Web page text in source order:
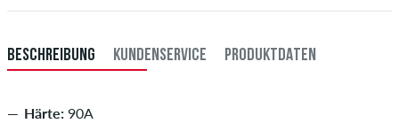
BESCHREIBUNG KUNDENSERVICE PRODUKTDATEN
Härte: 90A